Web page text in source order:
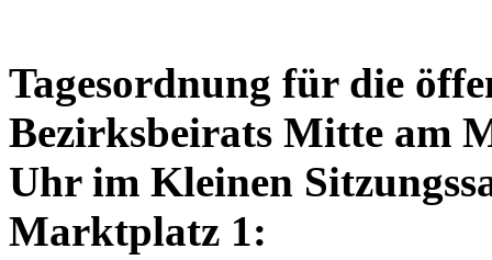
Tagesordnung für die
Bezirksbeirats Mitte am
Uhr im Kleinen
Marktplatz 1: